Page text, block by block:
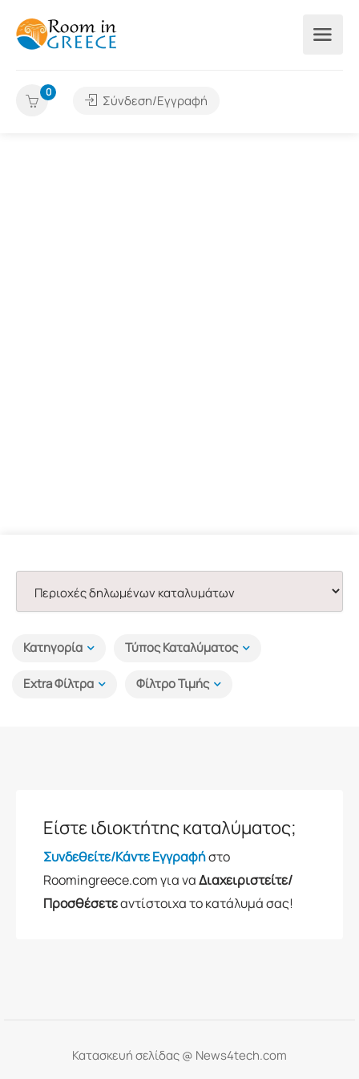
0
Σύνδεση/Εγγραφή
Κατηγορία Τύπος Καταλύματος
Extra Φίλτρα Φίλτρο Τιμής
Είστε ιδιοκτήτης καταλύματος;
Συνδεθείτε/Κάντε Εγγραφήστο
Roomingreece.com για ναΔιαχειριστείτε/
Προσθέσετεαντίστοιχα το κατάλυμά σας!
Κατασκευή σελίδας @ News4tech.com